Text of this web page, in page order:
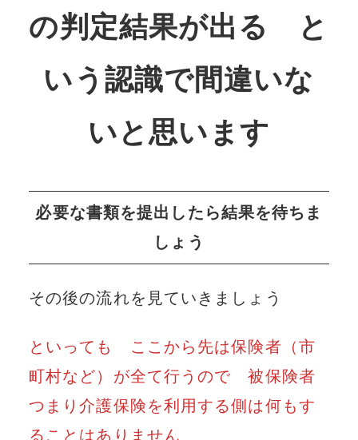
の判定結果が出る と
いう認識で間違いな
いと思います
必要な書類を提出したら結果を待ちま
しょう
その後の流れを見ていきましょう
といっても ここから先は保険者（市
町村など）が全て行うので 被保険者
つまり介護保険を利用する側は何もす
ることはありません